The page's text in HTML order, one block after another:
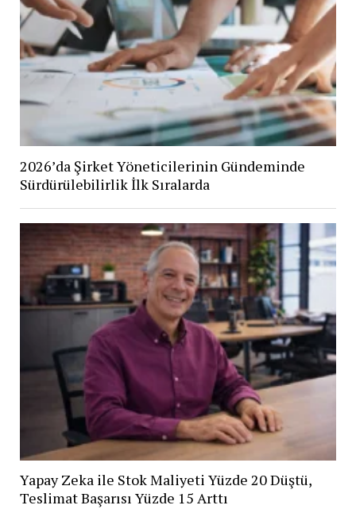
2026’da Şirket Yöneticilerinin Gündeminde
Sürdürülebilirlik İlk Sıralarda
Yapay Zeka ile Stok Maliyeti Yüzde 20 Düştü,
Teslimat Başarısı Yüzde 15 Arttı